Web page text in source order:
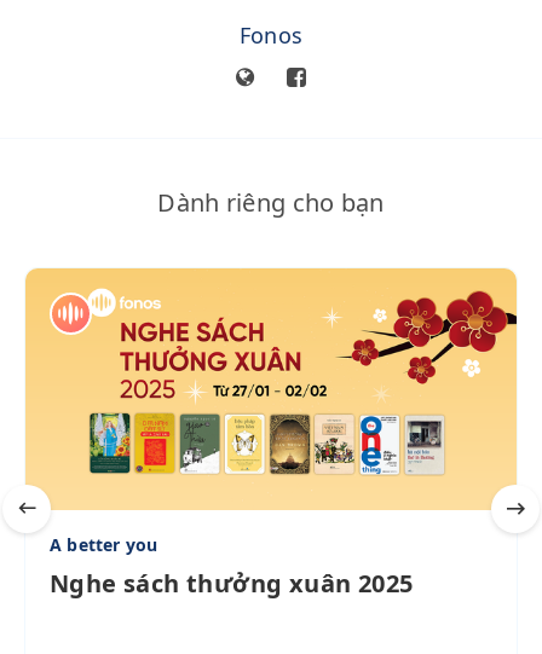
Fonos
Dành riêng cho bạn
A better you
Nghe sách thưởng xuân 2025